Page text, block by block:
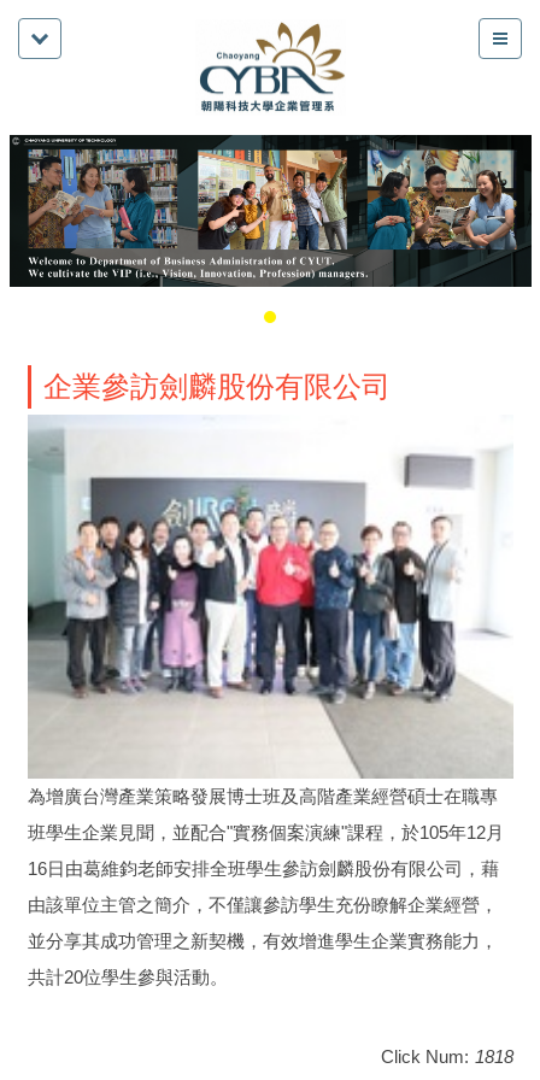
企業參訪劍麟股份有限公司
為增廣台灣產業策略發展博士班及高階產業經營碩士在職專
班學生企業見聞，並配合"實務個案演練"課程，於105年12月
16日由葛維鈞老師安排全班學生參訪劍麟股份有限公司，藉
由該單位主管之簡介，不僅讓參訪學生充份瞭解企業經營，
並分享其成功管理之新契機，有效增進學生企業實務能力，
共計20位學生參與活動。
Click Num: 1818